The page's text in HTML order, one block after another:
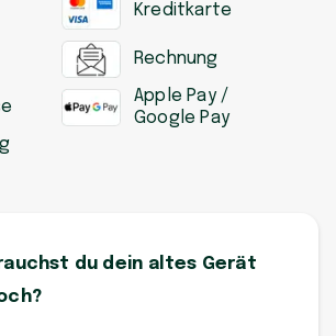
Kreditkarte
Rechnung
Apple Pay /
Google Pay
du dein altes Gerät